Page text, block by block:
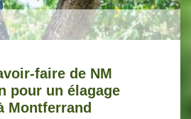
faire de NM
pour un élagage
Montferrand